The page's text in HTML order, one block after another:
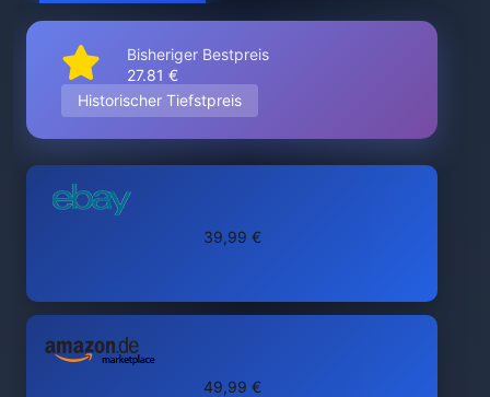
Bisheriger Bestpreis
27.81 €
Historischer Tiefstpreis
39,99 €
49,99 €